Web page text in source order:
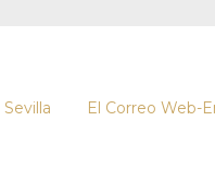
El Correo Web-